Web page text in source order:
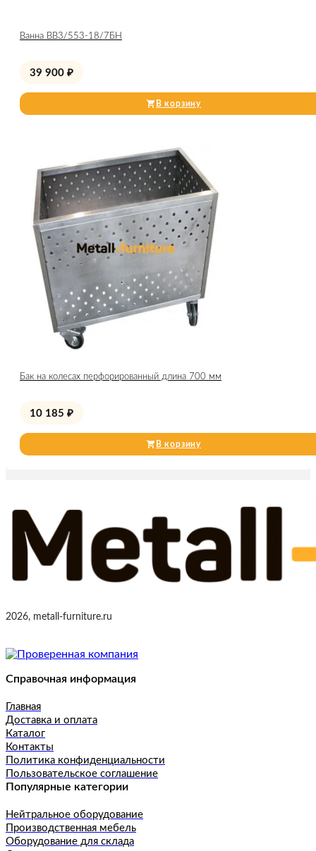
Ванна ВВ3/553-18/7БН
39 900 ₽
В корзину
Бак на колесах перфорированный длина 700 мм
10 185 ₽
В корзину
2026, metall-furniture.ru
Справочная информация
Главная
Доставка и оплата
Каталог
Контакты
Политика конфиденциальности
Пользовательское соглашение
Популярные категории
Нейтральное оборудование
Производственная мебель
Оборудование для склада